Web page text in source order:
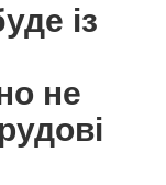
із
не